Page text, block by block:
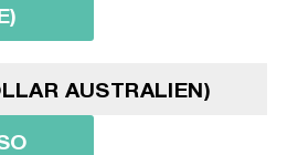
AUSTRALIEN)